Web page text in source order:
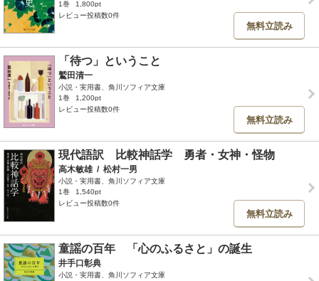
1巻
1,800pt
レビュー投稿数0件
無料立読み
「待つ」ということ
鷲田清一
小説・実用書、角川ソフィア文庫
1巻
1,200pt
レビュー投稿数0件
無料立読み
現代語訳 比較神話学 勇者・女神・怪物
高木敏雄 / 松村一男
小説・実用書、角川ソフィア文庫
1巻
1,540pt
レビュー投稿数0件
無料立読み
童謡の百年 「心のふるさと」の誕生
井手口彰典
小説・実用書、角川ソフィア文庫